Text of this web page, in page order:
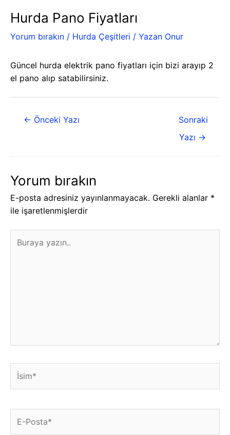
Hurda Pano Fiyatları
Yorum bırakın / Hurda Çeşitleri / Yazan Onur
Güncel hurda elektrik pano fiyatları için bizi arayıp 2
el pano alıp satabilirsiniz.
← Önceki Yazı
Sonraki
Yazı →
Yorum bırakın
E-posta adresiniz yayınlanmayacak. Gerekli alanlar *
ile işaretlenmişlerdir
yazın..
Posta*